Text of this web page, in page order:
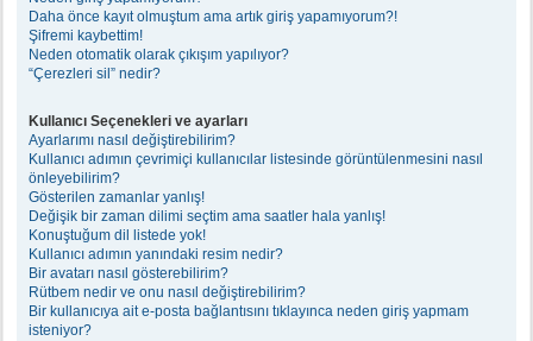
Daha önce kayıt olmuştum ama artık giriş yapamıyorum?!
Şifremi kaybettim!
Neden otomatik olarak çıkışım yapılıyor?
“Çerezleri sil” nedir?
Kullanıcı Seçenekleri ve ayarları
Ayarlarımı nasıl değiştirebilirim?
Kullanıcı adımın çevrimiçi kullanıcılar listesinde görüntülenmesini nasıl
önleyebilirim?
Gösterilen zamanlar yanlış!
Değişik bir zaman dilimi seçtim ama saatler hala yanlış!
Konuştuğum dil listede yok!
Kullanıcı adımın yanındaki resim nedir?
Bir avatarı nasıl gösterebilirim?
Rütbem nedir ve onu nasıl değiştirebilirim?
Bir kullanıcıya ait e-posta bağlantısını tıklayınca neden giriş yapmam
isteniyor?